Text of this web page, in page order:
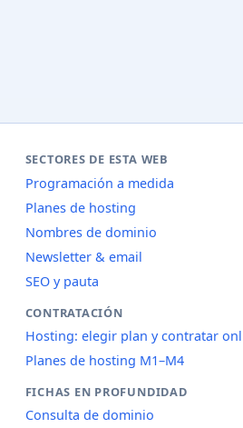
SECTORES DE ESTA WEB
Programación a medida
Planes de hosting
Nombres de dominio
Newsletter & email
SEO y pauta
CONTRATACIÓN
Hosting: elegir plan y contratar
Planes de hosting M1–M4
FICHAS EN PROFUNDIDAD
Consulta de dominio